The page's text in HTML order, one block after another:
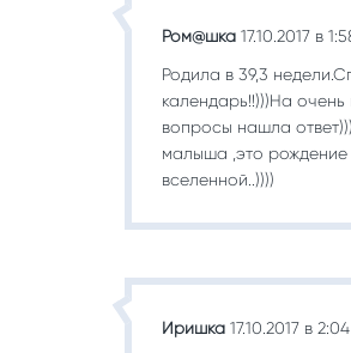
Ром@шка 17.10.2017 в
Родила в 39,3
календарь!!)))На очень
вопросы нашла
малыша ,это рождение
вселенной..))))
Иришка 17.10.2017 в